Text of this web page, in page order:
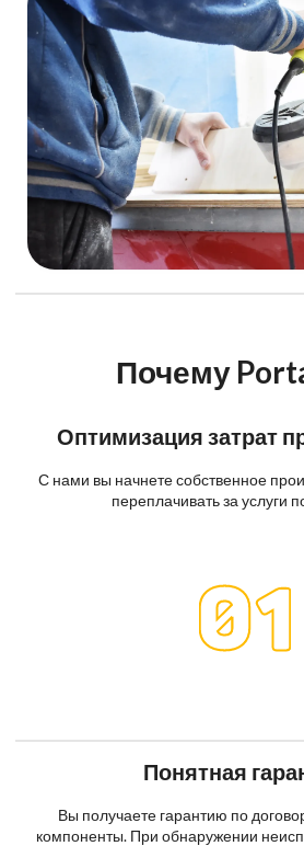
Почему
Оптимизация затрат
С нами вы начнете собственное
переплачивать за услуги
Понятная
Вы получаете гарантию по
компоненты. При обнаружении